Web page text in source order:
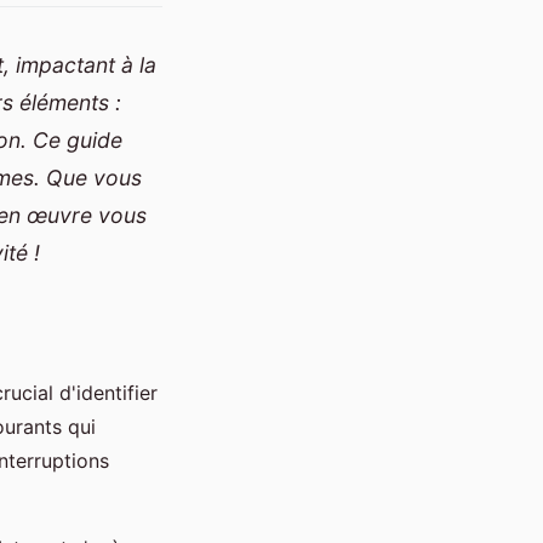
impactant à la
éléments :
Ce guide
Que vous
œuvre vous
!
d'identifier
qui